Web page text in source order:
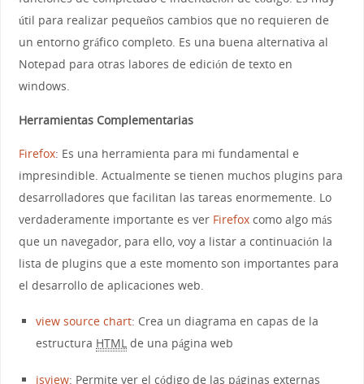
útil para realizar pequeños cambios que no requieren de
un entorno gráfico completo. Es una buena alternativa al
Notepad para otras labores de edición de texto en
windows.
Herramientas Complementarias
Firefox: Es una herramienta para mi fundamental e
impresindible. Actualmente se tienen muchos plugins para
desarrolladores que facilitan las tareas enormemente. Lo
verdaderamente importante es ver Firefoxcomo algo más
que un navegador, para ello, voy a listar a continuación la
lista de plugins que a este momento son importantes para
el desarrollo de aplicaciones web.
view source chart: Crea un diagrama en capas de la
estructura HTML de una página web
jsview: Permite ver el código de las páginas externas